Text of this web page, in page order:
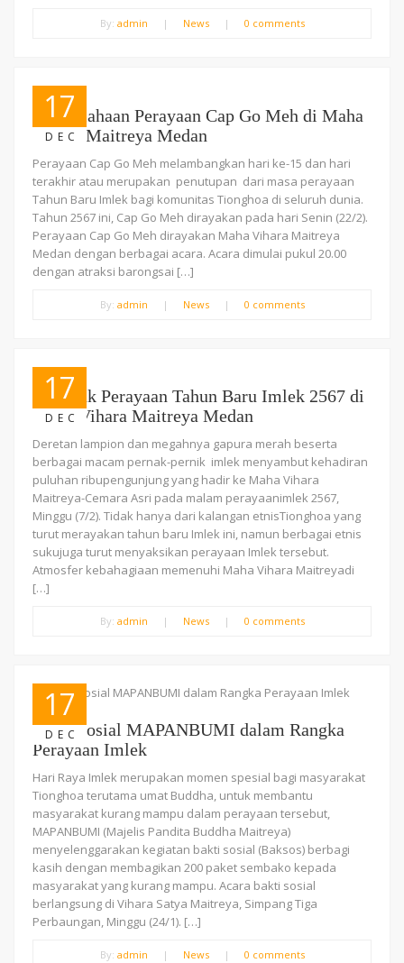
By: admin | News | 0 comments
17
DEC
Kemeriahaan Perayaan Cap Go Meh di Maha
Vihara Maitreya Medan
Perayaan Cap Go Meh melambangkan hari ke-15 dan hari
terakhir atau merupakan penutupan dari masa perayaan
Tahun Baru Imlek bagi komunitas Tionghoa di seluruh dunia.
Tahun 2567 ini, Cap Go Meh dirayakan pada hari Senin (22/2).
Perayaan Cap Go Meh dirayakan Maha Vihara Maitreya
Medan dengan berbagai acara. Acara dimulai pukul 20.00
dengan atraksi barongsai […]
By: admin | News | 0 comments
17
DEC
Semarak Perayaan Tahun Baru Imlek 2567 di
Maha Vihara Maitreya Medan
Deretan lampion dan megahnya gapura merah beserta
berbagai macam pernak-pernik imlek menyambut kehadiran
puluhan ribupengunjung yang hadir ke Maha Vihara
Maitreya-Cemara Asri pada malam perayaanimlek 2567,
Minggu (7/2). Tidak hanya dari kalangan etnisTionghoa yang
turut merayakan tahun baru Imlek ini, namun berbagai etnis
sukujuga turut menyaksikan perayaan Imlek tersebut.
Atmosfer kebahagiaan memenuhi Maha Vihara Maitreyadi
[…]
By: admin | News | 0 comments
17
DEC
Bakti Sosial MAPANBUMI dalam Rangka
Perayaan Imlek
Hari Raya Imlek merupakan momen spesial bagi masyarakat
Tionghoa terutama umat Buddha, untuk membantu
masyarakat kurang mampu dalam perayaan tersebut,
MAPANBUMI (Majelis Pandita Buddha Maitreya)
menyelenggarakan kegiatan bakti sosial (Baksos) berbagi
kasih dengan membagikan 200 paket sembako kepada
masyarakat yang kurang mampu. Acara bakti sosial
berlangsung di Vihara Satya Maitreya, Simpang Tiga
Perbaungan, Minggu (24/1). […]
By: admin | News | 0 comments